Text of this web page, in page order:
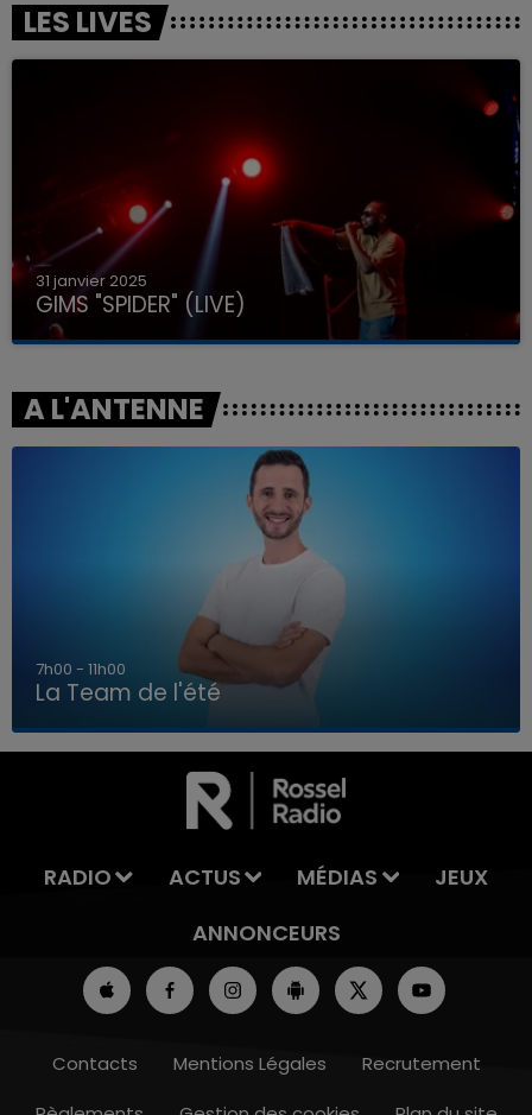
LA TEAM DE L'ÉTÉ
LES LIVES
31 janvier 2025
GIMS "SPIDER" (LIVE)
A L'ANTENNE
7h00 - 11h00
La Team de l'été
RADIO ACTUS MÉDIAS
JEUX
ANNONCEURS
Contacts Mentions Légales
Recrutement